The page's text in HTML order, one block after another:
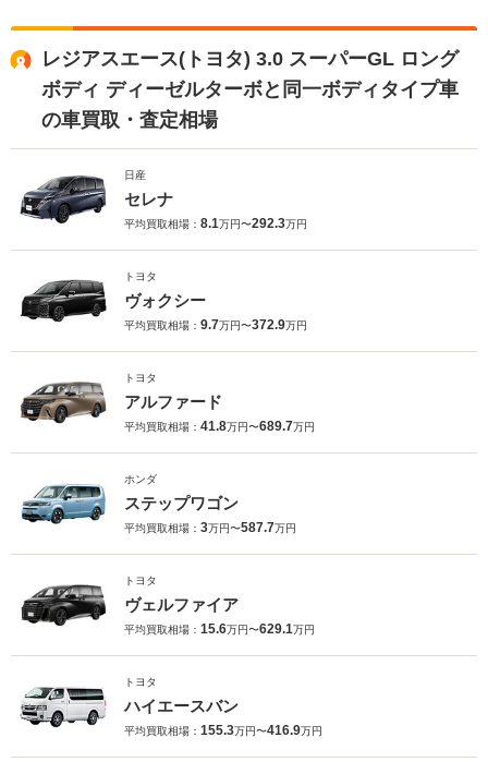
レジアスエース(トヨタ) 3.0 スーパーGL ロング
ボディ ディーゼルターボと同一ボディタイプ車
の車買取・査定相場
日産
セレナ
平均買取相場： 8.1万円〜292.3万円
トヨタ
ヴォクシー
平均買取相場： 9.7万円〜372.9万円
トヨタ
アルファード
平均買取相場： 41.8万円〜689.7万円
ホンダ
ステップワゴン
平均買取相場： 3万円〜587.7万円
トヨタ
ヴェルファイア
平均買取相場： 15.6万円〜629.1万円
トヨタ
ハイエースバン
平均買取相場： 155.3万円〜416.9万円